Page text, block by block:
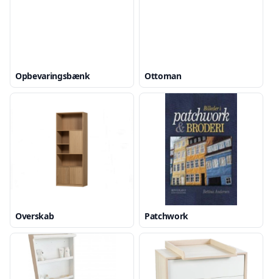
Opbevaringsbænk Ottoman
Overskab Patchwork